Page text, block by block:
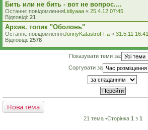
Бить или не бить - вот не вопрос....
Останнє повідомленняLidiyaaa « 25.4.12 07:45
Відповіді: 21
Архив. топик "Оболонь"
Останнє повідомленняJonnyKatastroFFa « 31.5.11 16:41
Відповіді: 2578
Показувати теми за:
Сортувати за
Нова тема
21 тема •Сторінка 1 з 1